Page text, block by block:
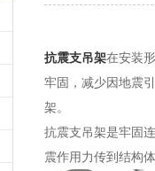
抗震支吊架在安装
牢固，减少因地震
架。
抗震支吊架是牢固
震作用力传到结构